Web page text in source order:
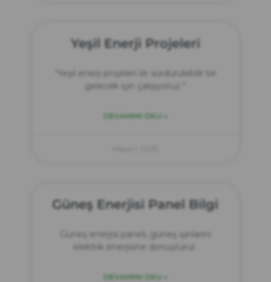
Yeşil Enerji Projeleri
“Yeşil enerji projeleri ile sürdürülebilir bir
gelecek için çalışıyoruz.”
DEVAMINI OKU »
Güneş Enerjisi Panel Bilgi
Güneş enerjisi paneli, güneş ışınlarını
elektrik enerjisine dönüştürür.
DEVAMINI OKU »